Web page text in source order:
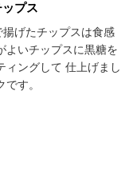
プス
げたチップスは食感
よいチップスに黒糖を
ィングして 仕上げまし
す。